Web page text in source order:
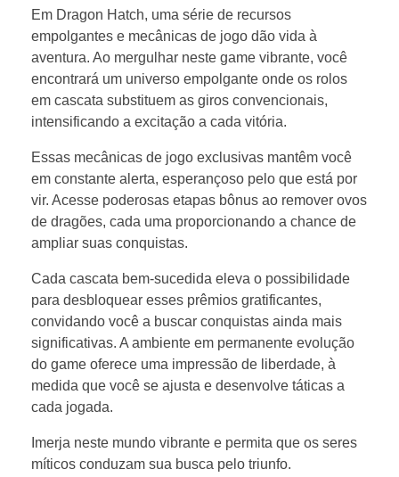
Em Dragon Hatch, uma série de recursos
empolgantes e mecânicas de jogo dão vida à
aventura. Ao mergulhar neste game vibrante, você
encontrará um universo empolgante onde os rolos
em cascata substituem as giros convencionais,
intensificando a excitação a cada vitória.
Essas mecânicas de jogo exclusivas mantêm você
em constante alerta, esperançoso pelo que está por
vir. Acesse poderosas etapas bônus ao remover ovos
de dragões, cada uma proporcionando a chance de
ampliar suas conquistas.
Cada cascata bem-sucedida eleva o possibilidade
para desbloquear esses prêmios gratificantes,
convidando você a buscar conquistas ainda mais
significativas. A ambiente em permanente evolução
do game oferece uma impressão de liberdade, à
medida que você se ajusta e desenvolve táticas a
cada jogada.
Imerja neste mundo vibrante e permita que os seres
míticos conduzam sua busca pelo triunfo.